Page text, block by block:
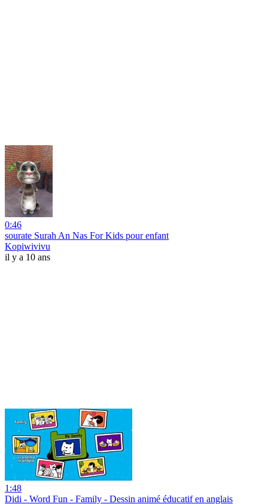
0:46
sourate Surah An Nas For Kids pour enfant
Kopiwivivu
il y a 10 ans
1:48
Didi - Word Fun - Family - Dessin animé éducatif en anglais